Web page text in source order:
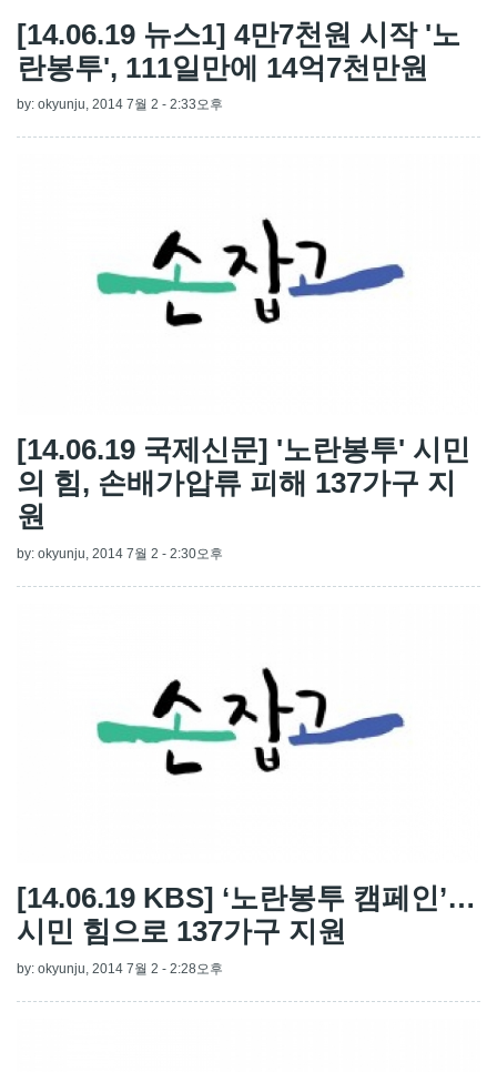
[14.06.19 뉴스1] 4만7천원 시작 '노
란봉투', 111일만에 14억7천만원
by: okyunju, 2014 7월 2 - 2:33오후
[14.06.19 국제신문] '노란봉투' 시민
의 힘, 손배가압류 피해 137가구 지
원
by: okyunju , 2014 7월 2 - 2:30오후
[14.06.19 KBS] ‘노란봉투 캠페인’…
시민 힘으로 137가구 지원
by: okyunju , 2014 7월 2 - 2:28오후